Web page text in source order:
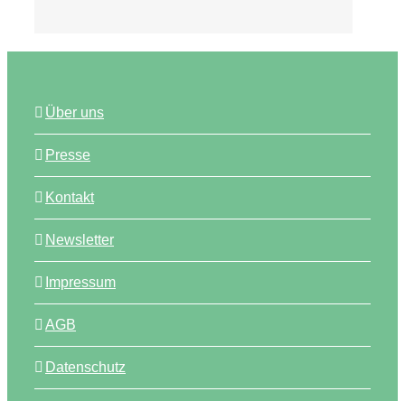
Über uns
Presse
Kontakt
Newsletter
Impressum
AGB
Datenschutz